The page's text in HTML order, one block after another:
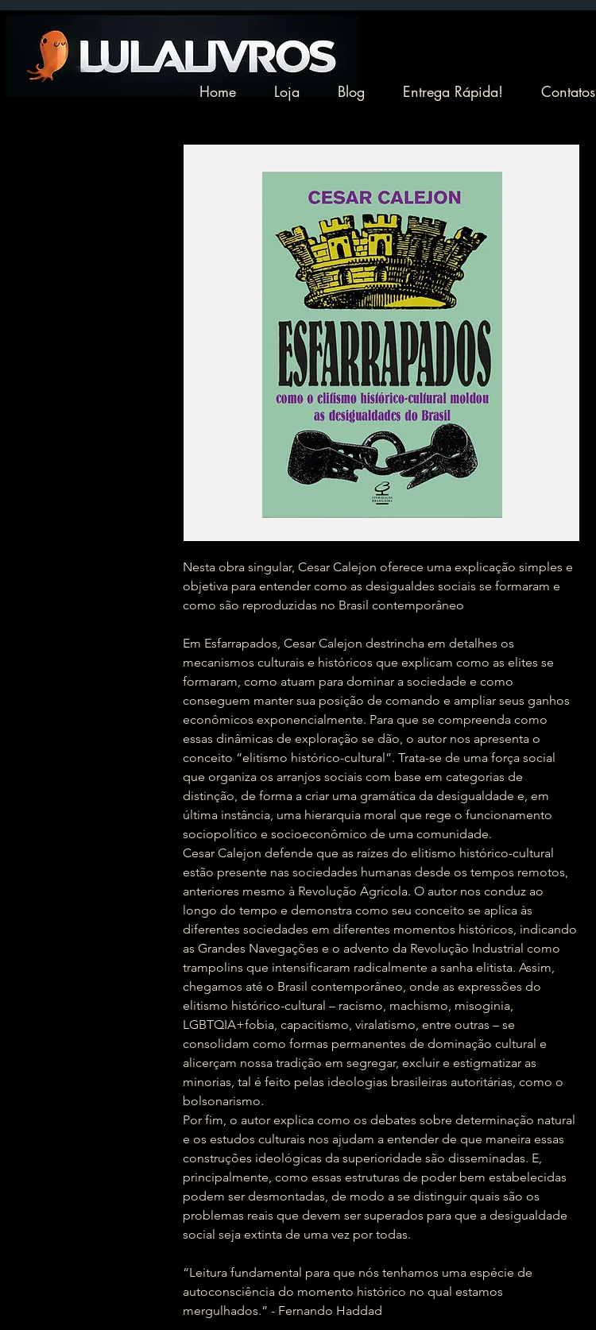
Home Loja Blog Entrega Rápida! Contatos
Nesta obra singular, Cesar Calejon oferece uma explicação simples e
objetiva para entender como as desigualdes sociais se formaram e
como são reproduzidas no Brasil contemporâneo
Em Esfarrapados, Cesar Calejon destrincha em detalhes os
mecanismos culturais e históricos que explicam como as elites se
formaram, como atuam para dominar a sociedade e como
conseguem manter sua posição de comando e ampliar seus ganhos
econômicos exponencialmente. Para que se compreenda como
essas dinâmicas de exploração se dão, o autor nos apresenta o
conceito “elitismo histórico-cultural”. Trata-se de uma força social
que organiza os arranjos sociais com base em categorias de
distinção, de forma a criar uma gramática da desigualdade e, em
última instância, uma hierarquia moral que rege o funcionamento
sociopolítico e socioeconômico de uma comunidade.
Cesar Calejon defende que as raízes do elitismo histórico-cultural
estão presente nas sociedades humanas desde os tempos remotos,
anteriores mesmo à Revolução Agrícola. O autor nos conduz ao
longo do tempo e demonstra como seu conceito se aplica às
diferentes sociedades em diferentes momentos históricos, indicando
as Grandes Navegações e o advento da Revolução Industrial como
trampolins que intensificaram radicalmente a sanha elitista. Assim,
chegamos até o Brasil contemporâneo, onde as expressões do
elitismo histórico-cultural – racismo, machismo, misoginia,
LGBTQIA+fobia, capacitismo, viralatismo, entre outras – se
consolidam como formas permanentes de dominação cultural e
alicerçam nossa tradição em segregar, excluir e estigmatizar as
minorias, tal é feito pelas ideologias brasileiras autoritárias, como o
bolsonarismo.
Por fim, o autor explica como os debates sobre determinação natural
e os estudos culturais nos ajudam a entender de que maneira essas
construções ideológicas da superioridade são disseminadas. E,
principalmente, como essas estruturas de poder bem estabelecidas
podem ser desmontadas, de modo a se distinguir quais são os
problemas reais que devem ser superados para que a desigualdade
social seja extinta de uma vez por todas.
“Leitura fundamental para que nós tenhamos uma espécie de
autoconsciência do momento histórico no qual estamos
mergulhados.” - Fernando Haddad